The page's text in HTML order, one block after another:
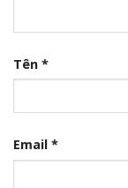
Tên *
Email *